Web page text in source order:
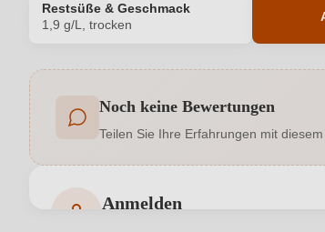
Restsüße & Geschmack
1,9 g/L, trocken
Allergene
Auszeichnungen
Noch keine Bewertungen
Teilen Sie Ihre Erfahrungen mit
Anmelden